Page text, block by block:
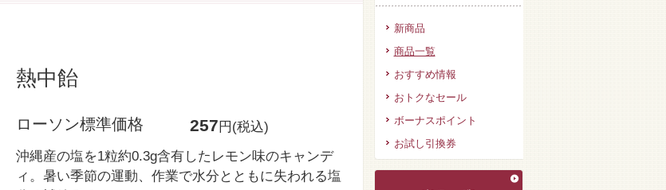
熱中飴
ローソン標準価格 257 円(税込)
沖縄産の塩を1粒約0.3g含有したレモン味のキャンデ
ィ。暑い季節の運動、作業で水分とともに失われる塩
新商品
商品一覧
おすすめ情報
おトクなセール
ボーナスポイント
お試し引換券